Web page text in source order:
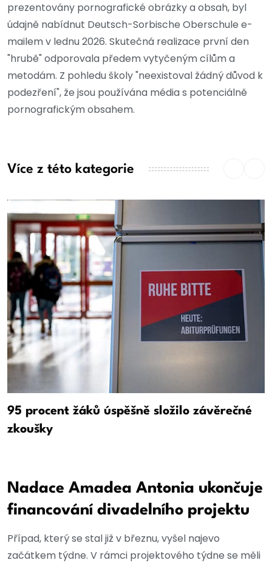
prezentovány pornografické obrázky a obsah, byl
údajně nabídnut Deutsch-Sorbische Oberschule e-
mailem v lednu 2026. Skutečná realizace první den
"hrubě" odporovala předem vytyčeným cílům a
metodám. Z pohledu školy "neexistoval žádný důvod k
podezření", že jsou používána média s potenciálně
pornografickým obsahem.
Více z této kategorie
95 procent žáků úspěšně složilo závěrečné
zkoušky
Nadace Amadea Antonia ukončuje
financování divadelního projektu
Případ, který se stal již v březnu, vyšel najevo
začátkem týdne. V rámci projektového týdne se měli